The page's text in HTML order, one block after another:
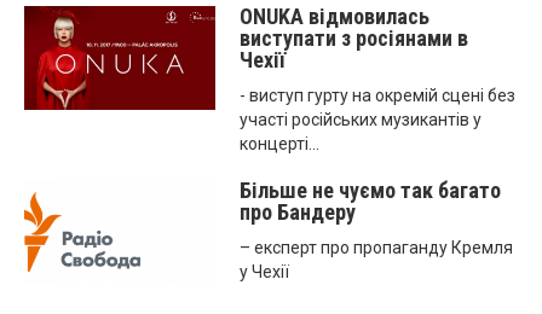
ONUKA відмовилась
виступати з росіянами в
Чехії
- виступ гурту на окремій сцені без
участі російських музикантів у
концерті...
Більше не чуємо так багато
про Бандеру
– експерт про пропаганду Кремля
у Чехії